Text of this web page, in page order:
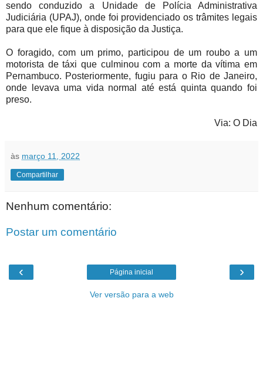
sendo conduzido a Unidade de Polícia Administrativa
Judiciária (UPAJ), onde foi providenciado os trâmites legais
para que ele fique à disposição da Justiça.
O foragido, com um primo, participou de um roubo a um
motorista de táxi que culminou com a morte da vítima em
Pernambuco. Posteriormente, fugiu para o Rio de Janeiro,
onde levava uma vida normal até está quinta quando foi
preso.
Via: O Dia
às março 11, 2022
Compartilhar
Nenhum comentário:
Postar um comentário
‹ ›
Página inicial
Ver versão para a web